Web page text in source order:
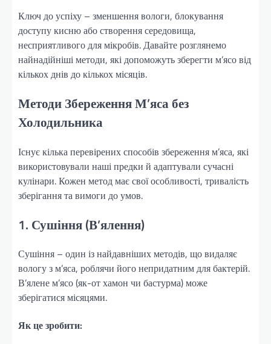
Ключ до успіху – зменшення вологи, блокування
доступу кисню або створення середовища,
несприятливого для мікробів. Давайте розглянемо
найнадійніші методи, які допоможуть зберегти м’ясо від
кількох днів до кількох місяців.
Методи Збереження М’яса без
Холодильника
Існує кілька перевірених способів збереження м’яса, які
використовували наші предки й адаптували сучасні
кулінари. Кожен метод має свої особливості, тривалість
зберігання та вимоги до умов.
1. Сушіння (В’ялення)
Сушіння – один із найдавніших методів, що видаляє
вологу з м’яса, роблячи його непридатним для бактерій.
В’ялене м’ясо (як-от хамон чи бастурма) може
зберігатися місяцями.
Як це зробити: